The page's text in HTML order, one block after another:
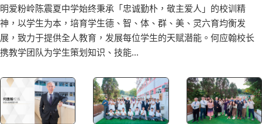
明爱粉岭陈震夏中学始终秉承「忠诚勤朴，敬主爱人」的校训精
神，以学生为本，培育学生德、智、体、群、美、灵六育均衡发
展，致力于提供全人教育，发展每位学生的天赋潜能。何应翰校长
携教学团队为学生策划知识、技能...